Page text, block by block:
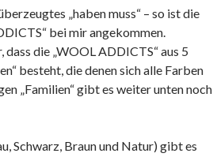
„haben muss“ – so ist die
bei mir angekommen.
die „WOOL ADDICTS“ aus 5
besteht, die denen sich alle Farben
„Familien“ gibt es weiter unten noch
Schwarz, Braun und Natur) gibt es